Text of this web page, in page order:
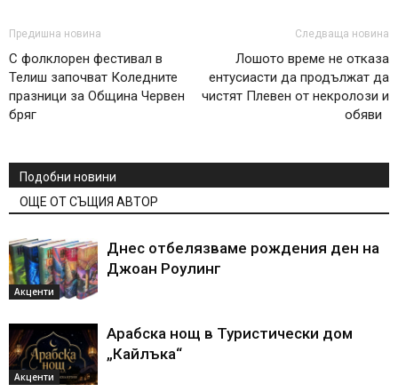
Предишна новина
С фолклорен фестивал в
Телиш започват Коледните
празници за Община Червен
бряг
Следваща новина
Лошото време не отказа
ентусиасти да продължат да
чистят Плевен от некролози и
обяви
Подобни новини
ОЩЕ ОТ СЪЩИЯ АВТОР
Акценти
Днес отбелязваме рождения ден на
Джоан Роулинг
Акценти
Арабска нощ в Туристически дом
„Кайлъка“